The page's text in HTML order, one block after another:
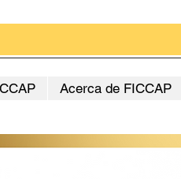
Acerca de FICCAP